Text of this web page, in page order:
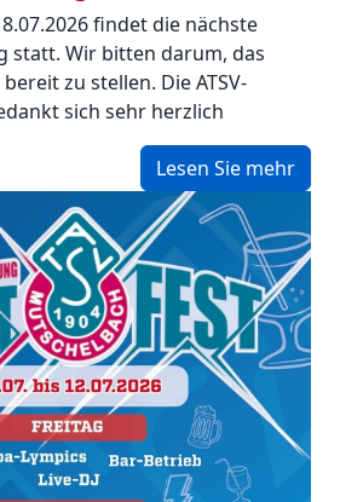
findet die nächste
statt. Wir bitten darum, das
zu stellen. Die ATSV-
sich sehr herzlich
Lesen Sie mehr